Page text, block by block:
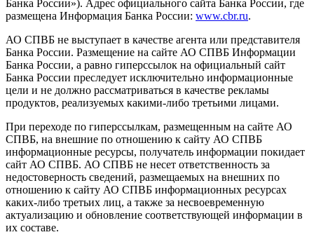
Банка России»). Адрес официального сайта Банка России, где
размещена Информация Банка России: www.cbr.ru.
АО СПВБ не выступает в качестве агента или представителя
Банка России. Размещение на сайте АО СПВБ Информации
Банка России, а равно гиперссылок на официальный сайт
Банка России преследует исключительно информационные
цели и не должно рассматриваться в качестве рекламы
продуктов, реализуемых какими‐либо третьими лицами.
При переходе по гиперссылкам, размещенным на сайте АО
СПВБ, на внешние по отношению к сайту АО СПВБ
информационные ресурсы, получатель информации покидает
сайт АО СПВБ. АО СПВБ не несет ответственность за
недостоверность сведений, размещаемых на внешних по
отношению к сайту АО СПВБ информационных ресурсах
каких-либо третьих лиц, а также за несвоевременную
актуализацию и обновление соответствующей информации в
их составе.